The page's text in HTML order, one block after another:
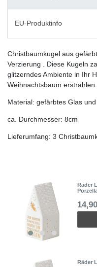
EU-Produktinfo
Christbaumkugel aus
Verzierung . Diese Kugeln
glitzerndes Ambiente in Ihr
Weihnachtsbaum erstrahlen.
Material: gefärbtes Glas
ca. Durchmesser: 8cm
Lieferumfang: 3
Räder
Räder